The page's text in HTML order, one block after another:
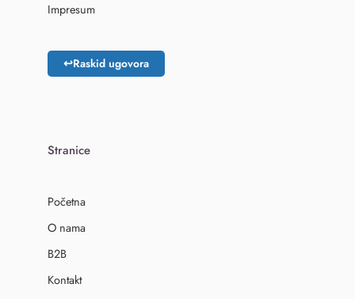
Impresum
↩Raskid ugovora
Stranice
Početna
O nama
B2B
Kontakt